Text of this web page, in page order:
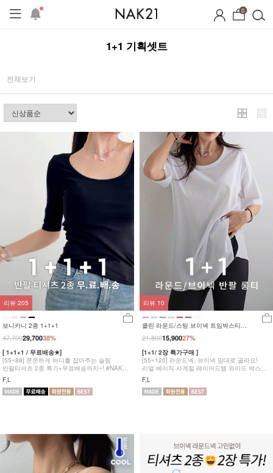
0
시즌오프 1+1 기획세트 자체제작
1+1 기획셋트
전체보기
보니카니 2종 1+1+1
38%
47,70029,700
[ 1+1+1 / 무료배송★]
[55~88] 쫀쫀하게 바디를 잡아주는 슬림
반팔티셔츠 2종 특가+무료배송까지~! #NAK
MADE.
F,L
리뷰 205
클린 라운드/스팅 브이넥 트임박스티
1+1
27%
21,80015,900
[1+1/ 2장 특가구매 ]
[55~120] 라운드넥, 브이넥 맘대로 골라요!
리얼 베이직 사계절 레이어드템 와이드 박스
반팔 트임티 2종 #NAK MADE.
F,L
리뷰 10